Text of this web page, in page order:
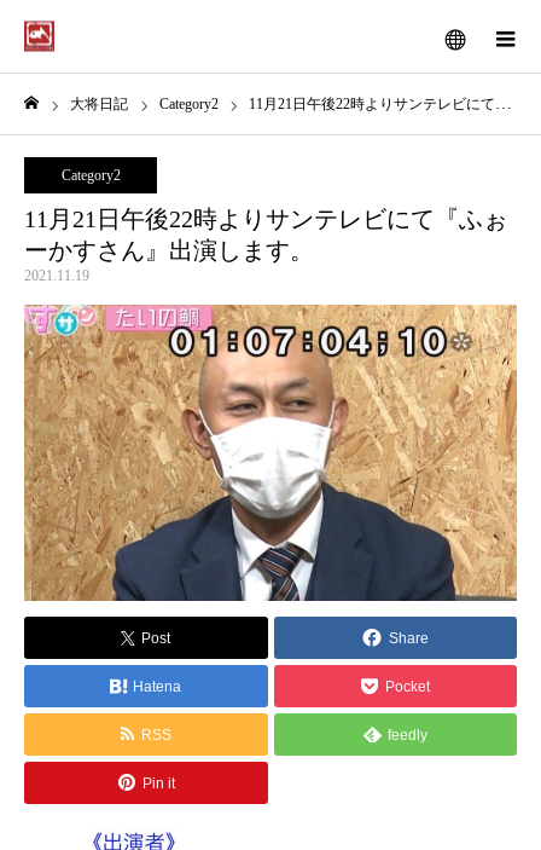
メニュー
大将日記 Category2 11月21日午後22時よりサンテレビにて『ふぉーかすさん』出演します。
Category2
11月21日午後22時よりサンテレビにて『ふぉ
ーかすさん』出演します。
2021.11.19
Post Share
Hatena Pocket
RSS feedly
Pin it